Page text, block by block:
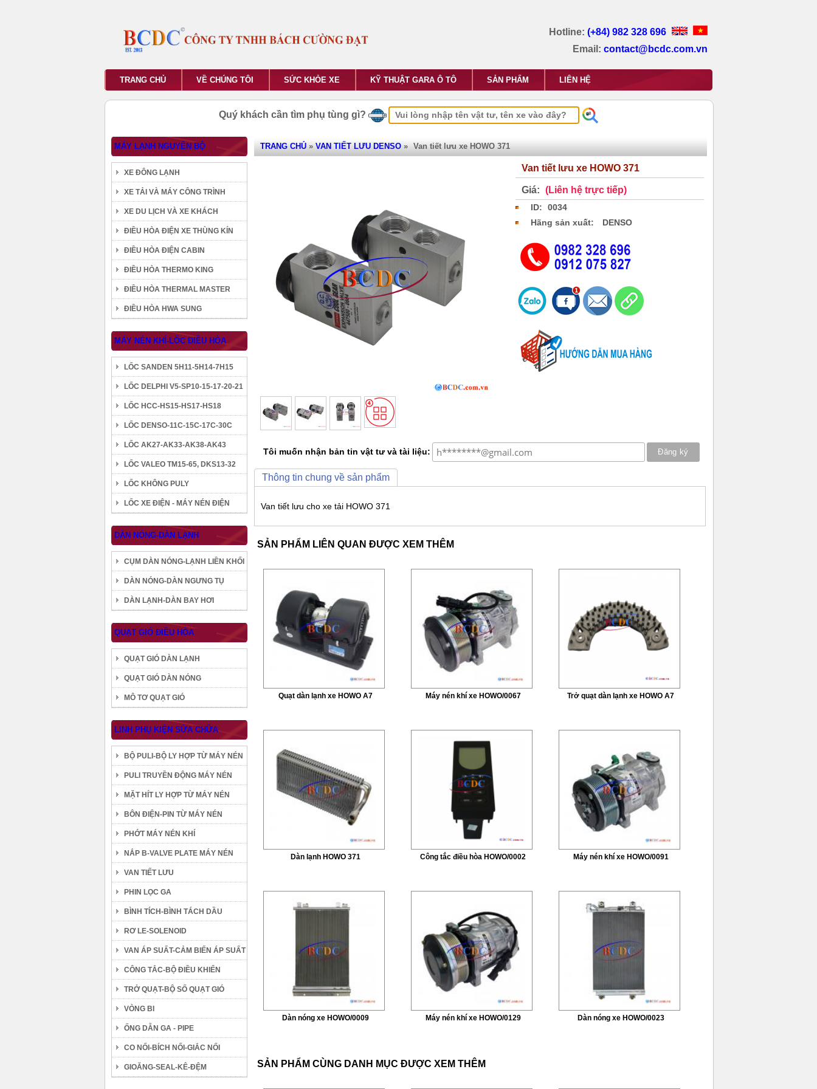
Hotline: (+84) 982 328 696
Email: contact@bcdc.com.vn
TRANG CHỦ VỀ CHÚNG TÔI SỨC KHỎE XE KỸ THUẬT GARA Ô TÔ SẢN PHẨM LIÊN HỆ
Quý khách cần tìm phụ tùng gì?
MÁY LẠNH NGUYÊN BỘ
XE ĐÔNG LẠNH
XE TẢI VÀ MÁY CÔNG TRÌNH
XE DU LỊCH VÀ XE KHÁCH
ĐIỀU HÒA ĐIỆN XE THÙNG KÍN
ĐIỀU HÒA ĐIỆN CABIN
ĐIỀU HÒA THERMO KING
ĐIỀU HÒA THERMAL MASTER
ĐIỀU HÒA HWA SUNG
MÁY NÉN KHÍ-LỐC ĐIỀU HÒA
LỐC SANDEN 5H11-5H14-7H15
LỐC DELPHI V5-SP10-15-17-20-21
LỐC HCC-HS15-HS17-HS18
LỐC DENSO-11C-15C-17C-30C
LỐC AK27-AK33-AK38-AK43
LỐC VALEO TM15-65, DKS13-32
LỐC KHÔNG PULY
LỐC XE ĐIỆN - MÁY NÉN ĐIỆN
DÀN NÓNG-DÀN LẠNH
CỤM DÀN NÓNG-LẠNH LIỀN KHỐI
DÀN NÓNG-DÀN NGƯNG TỤ
DÀN LẠNH-DÀN BAY HƠI
QUẠT GIÓ ĐIỀU HÒA
QUẠT GIÓ DÀN LẠNH
QUẠT GIÓ DÀN NÓNG
MÔ TƠ QUẠT GIÓ
LINH PHỤ KIỆN SỬA CHỮA
BỘ PULI-BỘ LY HỢP TỪ MÁY NÉN
PULI TRUYỀN ĐỘNG MÁY NÉN
MẶT HÍT LY HỢP TỪ MÁY NÉN
BÔN ĐIỆN-PIN TỪ MÁY NÉN
PHỚT MÁY NÉN KHÍ
NẮP B-VALVE PLATE MÁY NÉN
VAN TIẾT LƯU
PHIN LỌC GA
BÌNH TÍCH-BÌNH TÁCH DẦU
RƠ LE-SOLENOID
VAN ÁP SUẤT-CẢM BIẾN ÁP SUẤT
CÔNG TẮC-BỘ ĐIỀU KHIỂN
TRỞ QUẠT-BỘ SỐ QUẠT GIÓ
VÒNG BI
ỐNG DẪN GA - PIPE
CO NỐI-BÍCH NỐI-GIẮC NỐI
GIOĂNG-SEAL-KÊ-ĐỆM
TRANG CHỦ » VAN TIẾT LƯU DENSO » Van tiết lưu xe HOWO 371
Van tiết lưu xe HOWO 371
Giá: (Liên hệ trực tiếp)
ID:
0034
Hãng sản xuất:
DENSO
Tôi muốn nhận bản tin vật tư và tài liệu:
Thông tin chung về sản phẩm
Van tiết lưu cho xe tải HOWO 371
SẢN PHẨM LIÊN QUAN ĐƯỢC XEM THÊM
Quạt dàn lạnh xe HOWO A7 Máy nén khí xe HOWO/0067 Trở quạt dàn lạnh xe HOWO A7
Dàn lạnh HOWO 371 Công tắc điều hòa HOWO/0002 Máy nén khí xe HOWO/0091
Dàn nóng xe HOWO/0009 Máy nén khí xe HOWO/0129 Dàn nóng xe HOWO/0023
SẢN PHẨM CÙNG DANH MỤC ĐƯỢC XEM THÊM